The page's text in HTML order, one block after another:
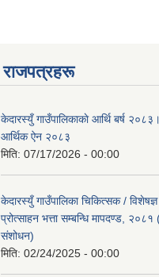
राजपत्रहरू
केदारस्युँ गाउँपालिकाकाे आर्थि बर्ष
आर्थिक ऐन २०८३
मिति: 07/17/2026 - 00:00
केदारस्युँ गाउँपालिका चिकित्सक /
प्रोत्साहन भत्ता सम्बन्धि मापदण्ड, २०८१
संशोधन)
मिति: 02/24/2025 - 00:00